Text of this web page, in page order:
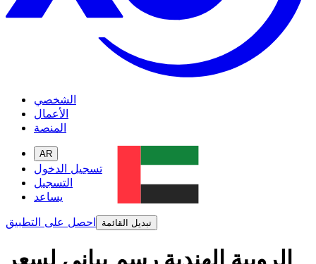
الشخصي
الأعمال
المنصة
AR
تسجيل الدخول
التسجيل
يساعد
احصل على التطبيق
تبديل القائمة